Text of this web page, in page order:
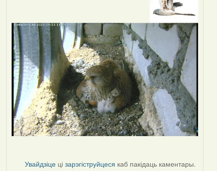
Увайдзіце цізарэгіструйцеся каб пакідаць каментары.